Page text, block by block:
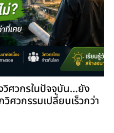
วิศวกรในปัจจุบัน…ยัง
ศวกรรมเปลี่ยนเร็วกว่า